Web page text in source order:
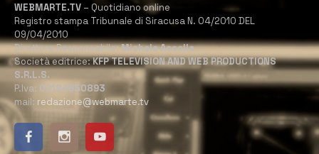
WEBMARTE.TV – Quotidiano online
Registro stampa Tribunale di Siracusa N. 04/2010 DEL
09/04/2010
Direttore Responsabile:Michele Accolla
Società editrice:KFP TELEVISION AND WEB PRODUCTIONS
S.R.L.S.
P.Iva: 02184950893
mail: redazione@webmarte.tv